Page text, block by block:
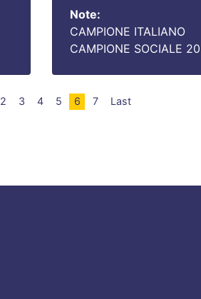
Note:
CAMPIONE ITALIANO
CAMPIONE SOCIALE
2 3 4 5 6 7 Last